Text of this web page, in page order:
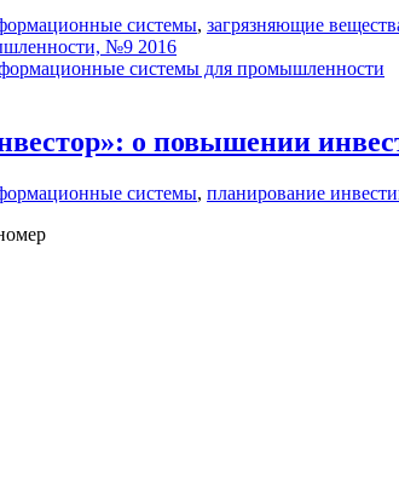
системы, загрязняющие
№9 2016
системы для промышленности
о повышении
системы, планирование